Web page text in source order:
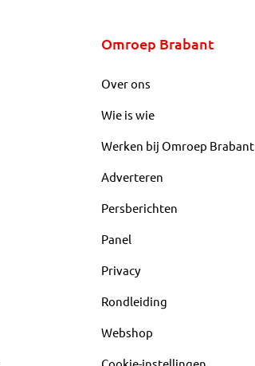
Omroep Brabant
Over ons
Wie is wie
Werken bij Omroep Brabant
Adverteren
Persberichten
Panel
Privacy
Rondleiding
Webshop